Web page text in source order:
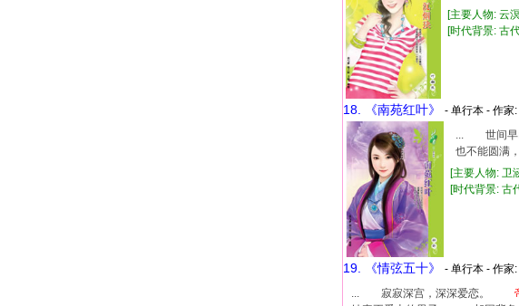
[主要人物: 云
[时代背景:
18. 《南苑红叶》 - 单行本 - 作家:
... 世间早
也不能圆
[主要人物:
[时代背景:
19. 《情弦五十》 - 单行本 - 作家:
... 寂寂深宫，深深爱恋。